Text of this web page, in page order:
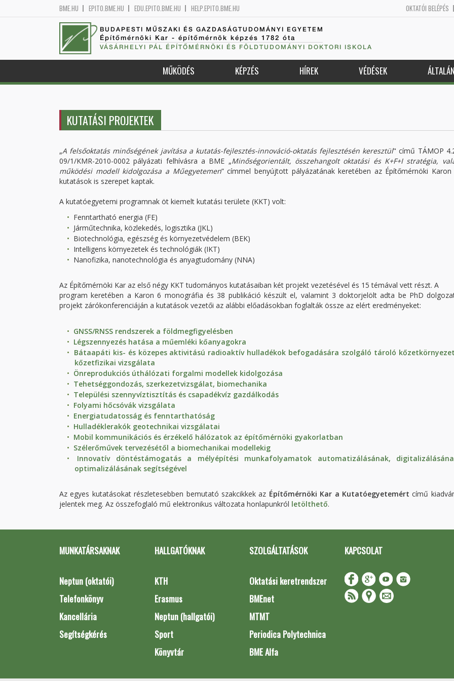
BME.HU EPITO.BME.HU EDU.EPITO.BME.HU HELP.EPITO.BME.HU OKTATÓI BELÉPÉS
BUDAPESTI MŰSZAKI ÉS GAZDASÁGTUDOMÁNYI EGYETEM
Építőmérnöki Kar - építőmérnök képzés 1782 óta
VÁSÁRHELYI PÁL ÉPÍTŐMÉRNÖKI ÉS FÖLDTUDOMÁNYI DOKTORI ISKOLA
MŰKÖDÉS KÉPZÉS HÍREK VÉDÉSEK
KUTATÁSI PROJEKTEK
„A felsőoktatás minőségének javítása a kutatás-fejlesztés-innováció-oktatás fejlesztésén keresztül" című TÁMOP
09/1/KMR-2010-0002 pályázati felhívásra a BME „Minőségorientált, összehangolt oktatási és K+F+I stratégia,
működési modell kidolgozása a Műegyetemen” címmel benyújtott pályázatának keretében az Építőmérnöki
kutatások is szerepet kaptak.
A kutatóegyetemi programnak öt kiemelt kutatási területe (KKT) volt:
Fenntartható energia (FE)
Járműtechnika, közlekedés, logisztika (JKL)
Biotechnológia, egészség és környezetvédelem (BEK)
Intelligens környezetek és technológiák (IKT)
Nanofizika, nanotechnológia és anyagtudomány (NNA)
Az Építőmérnöki Kar az első négy KKT tudományos kutatásaiban két projekt vezetésével és 15 témával vett részt. A
program keretében a Karon 6 monográfia és 38 publikáció készült el, valamint 3 doktorjelölt adta be PhD
projekt zárókonferenciáján a kutatások vezetői az alábbi előadásokban foglalták össze az elért eredményeket:
GNSS/RNSS rendszerek a földmegfigyelésben
Légszennyezés hatása a műemléki kőanyagokra
Bátaapáti kis- és közepes aktivitású radioaktív hulladékok befogadására szolgáló tároló
kőzetfizikai vizsgálata
Önreprodukciós úthálózati forgalmi modellek kidolgozása
Tehetséggondozás, szerkezetvizsgálat, biomechanika
Települési szennyvíztisztítás és csapadékvíz gazdálkodás
Folyami hőcsóvák vizsgálata
Energiatudatosság és fenntarthatóság
Hulladéklerakók geotechnikai vizsgálatai
Mobil kommunikációs és érzékelő hálózatok az építőmérnöki gyakorlatban
Szélerőművek tervezésétől a biomechanikai modellekig
Innovatív döntéstámogatás a mélyépítési munkafolyamatok automatizálásának,
optimalizálásának segítségével
Az egyes kutatásokat részletesebben bemutató szakcikkek az Építőmérnöki Kar a Kutatóegyetemért című
jelentek meg. Az összefoglaló mű elektronikus változata honlapunkról letölthető.
MUNKATÁRSAKNAK
Neptun (oktatói)
Telefonkönyv
Kancellária
Segítségkérés
HALLGATÓKNAK
KTH
Erasmus
Neptun (hallgatói)
Sport
Könyvtár
SZOLGÁLTATÁSOK
Oktatási keretrendszer
BMEnet
MTMT
Periodica Polytechnica
BME Alfa
KAPCSOLAT